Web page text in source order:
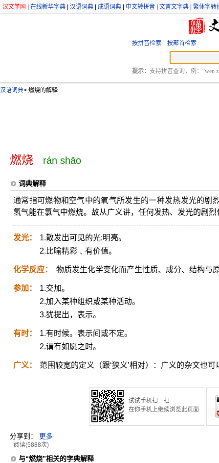
汉文学网 在线新华字典 汉语词典 成语词典 中文转拼音 文言文字典 繁体字转
按拼音检索 按部首检索
提示： 支持拼音查询，例：“wen
汉语词典> 燃烧的解释
燃烧 rán shāo
词典解释
通常指可燃物和空气中的氧气所发生的一种发热发光的剧
氢气能在氯气中燃烧。故从广义讲，任何发热、发光的剧
发光：
1.散发出可见的光;明亮。
2.比喻精彩﹑有价值。
化学反应： 物质发生化学变化而产生性质、成分、结构与
参加：
1.交加。
2.加入某种组织或某种活动。
3.犹提出，表示。
有时：
1.有时候。表示间或不定。
2.谓有如愿之时。
广义： 范围较宽的定义（跟‘狭义’相对）：广义的杂文也
试试手机扫一扫
在你手机上继续浏览此页面
分享到： 更多
阅读(5888次)
与“燃烧”相关的字典解释